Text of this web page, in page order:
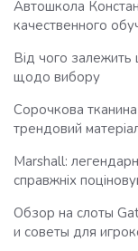
Автошкола
качественного
Від чого залежить
щодо вибору
Сорочкова тканина
трендовий
Marshall:
справжніх
Обзор на слоты
и советы для